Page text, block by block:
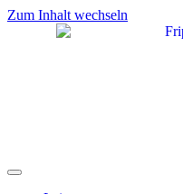
Zum Inhalt wechseln